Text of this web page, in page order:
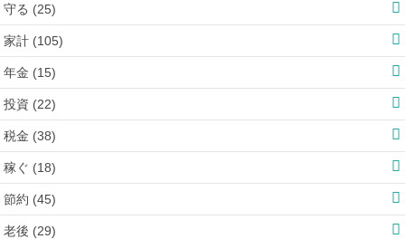
守る (25)
家計 (105)
年金 (15)
投資 (22)
税金 (38)
稼ぐ (18)
節約 (45)
老後 (29)